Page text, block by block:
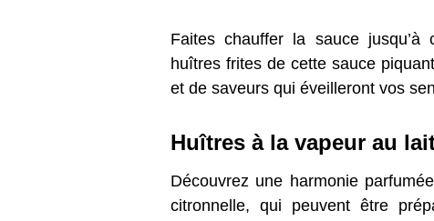
Faites chauffer la sauce jusqu’à
huîtres frites de cette sauce
et de saveurs qui éveilleront vos
Huîtres à la vapeur au
Découvrez une harmonie
citronnelle, qui peuvent être